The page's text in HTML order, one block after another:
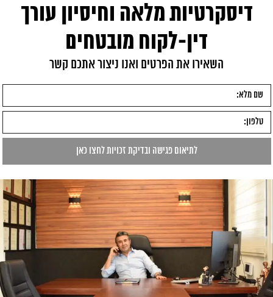
דיסקרטיות מלאה וחיסיון עורך
דין-לקוח מובטחים
השאירו את הפרטים ואנו ניצור אתכם קשר